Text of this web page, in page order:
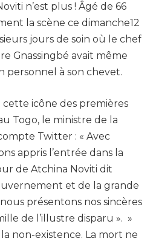
n’est plus ! Âgé de 66
la scène ce dimanche12
jours de soin où le chef
Gnassingbé avait même
personnel à son chevet.
icône des premières
Togo, le ministre de la
Twitter : « Avec
appris l’entrée dans la
de Atchina Noviti dit
et de la grande
présentons nos sincères
de l’illustre disparu ». »
non-existence. La mort ne